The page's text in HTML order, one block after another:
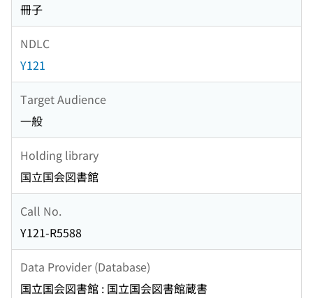
冊子
NDLC
Y121
Target Audience
一般
Holding library
国立国会図書館
Call No.
Y121-R5588
Data Provider (Database)
国立国会図書館 : 国立国会図書館蔵書